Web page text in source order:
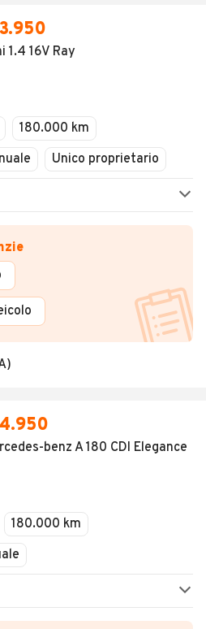
1.4 16V Ray
180.000 km
Unico proprietario
benz A 180 CDI Elegance
180.000 km